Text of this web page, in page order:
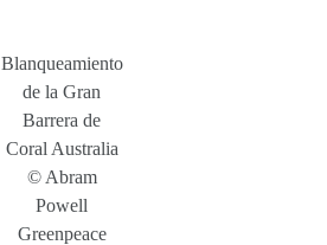
Blanqueamiento
de la Gran
Barrera de
Coral Australia
© Abram
Powell
Greenpeace